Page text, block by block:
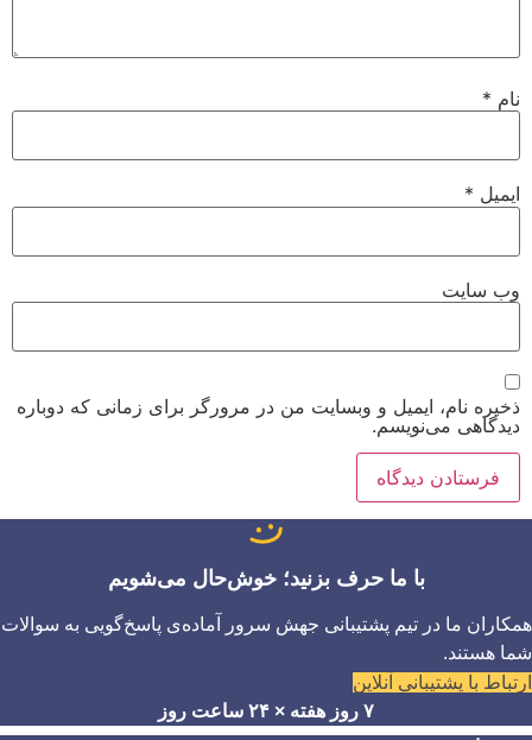
نام *
ایمیل *
وب‌ سایت
ذخیره نام، ایمیل و وبسایت من در مرورگر برای زمانی که دوباره
دیدگاهی می‌نویسم.
با ما حرف بزنید؛ خوش‌حال می‌شویم
همکاران ما در تیم پشتیبانی جهش سرور آماده‌ی پاسخ‌گویی به سوالات
شما هستند.
ارتباط با پشتیبانی آنلاین
۷ روز هفته × ۲۴ ساعت روز